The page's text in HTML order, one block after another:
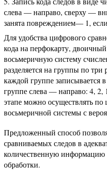
слева — направо, сверху —
занята повреждением— 1,
Для удобства цифрового
кода на перфокарту,
восьмеричную систему
разделяется на группы по три
каждой группе
группе слева — направо: 4,
этапе можно осуществлять
восьмеричной системы с
Предложенный способ
сравниваемых следов в
количественную информацию
обработки.